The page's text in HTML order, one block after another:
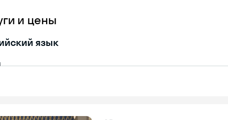
и цены
язык